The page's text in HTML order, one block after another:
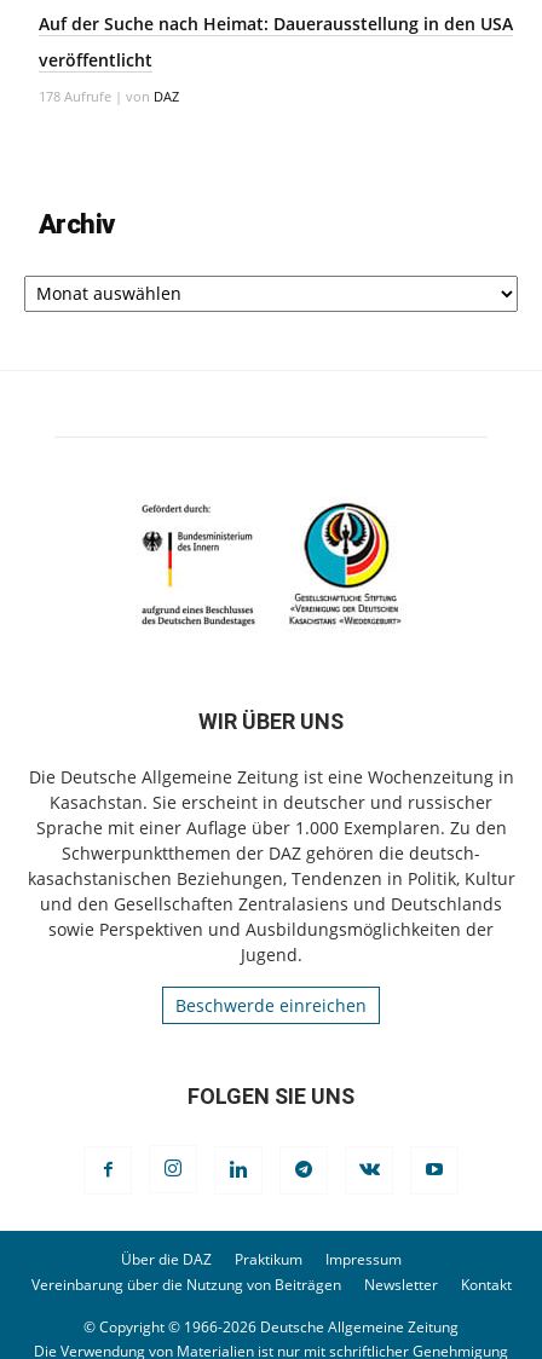
Auf der Suche nach Heimat: Dauerausstellung in den USA
veröffentlicht
178 Aufrufe | von DAZ
Archiv
Archiv
WIR ÜBER UNS
Die Deutsche Allgemeine Zeitung ist eine Wochenzeitung in
Kasachstan. Sie erscheint in deutscher und russischer
Sprache mit einer Auflage über 1.000 Exemplaren. Zu den
Schwerpunktthemen der DAZ gehören die deutsch-
kasachstanischen Beziehungen, Tendenzen in Politik, Kultur
und den Gesellschaften Zentralasiens und Deutschlands
sowie Perspektiven und Ausbildungsmöglichkeiten der
Jugend.
Beschwerde einreichen
FOLGEN SIE UNS
Über die DAZ Praktikum
Impressum
Vereinbarung über die Nutzung von Beiträgen
Newsletter Kontakt
© Copyright © 1966-2026 Deutsche Allgemeine Zeitung
Die Verwendung von Materialien ist nur mit schriftlicher Genehmigung